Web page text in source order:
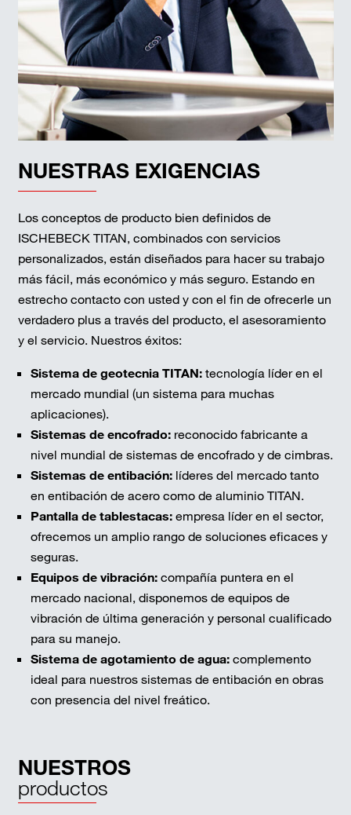
NUESTRAS EXIGENCIAS
Los conceptos de producto bien definidos de
ISCHEBECK TITAN, combinados con servicios
personalizados, están diseñados para hacer su trabajo
más fácil, más económico y más seguro. Estando en
estrecho contacto con usted y con el fin de ofrecerle un
verdadero plus a través del producto, el asesoramiento
y el servicio. Nuestros éxitos:
Sistema de geotecnia TITAN:tecnología líder en el
mercado mundial (un sistema para muchas
aplicaciones).
Sistemas de encofrado:reconocido fabricante a
nivel mundial de sistemas de encofrado y de cimbras.
Sistemas de entibación:líderes del mercado tanto
en entibación de acero como de aluminio TITAN.
Pantalla de tablestacas:empresa líder en el sector,
ofrecemos un amplio rango de soluciones eficaces y
seguras.
Equipos de vibración:compañía puntera en el
mercado nacional, disponemos de equipos de
vibración de última generación y personal cualificado
para su manejo.
Sistema de agotamiento de agua:complemento
ideal para nuestros sistemas de entibación en obras
con presencia del nivel freático.
NUESTROS
productos